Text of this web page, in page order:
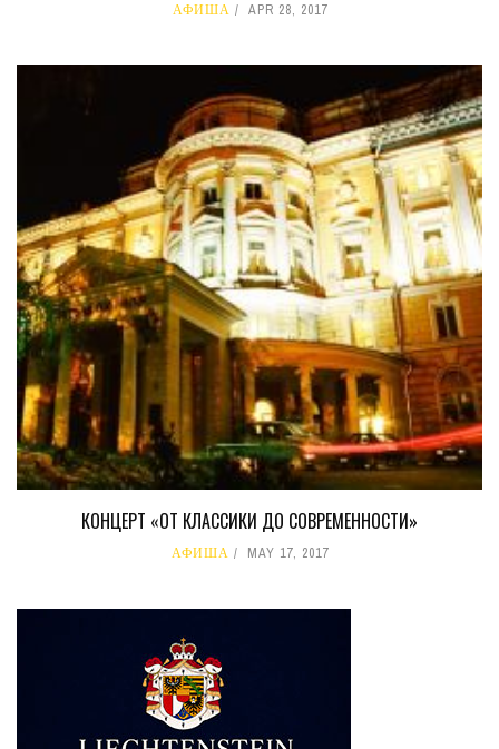
АФИША APR 28, 2017
КОНЦЕРТ «ОТ КЛАССИКИ ДО СОВРЕМЕННОСТИ»
АФИША MAY 17, 2017